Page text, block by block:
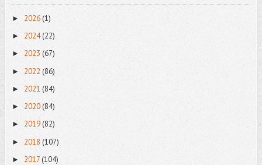
► 2026(1)
► 2024(22)
► 2023 (67)
► 2022 (86)
► 2021 (84)
► 2020(84)
► 2019(82)
► 2018 (107)
► 2017 (104)